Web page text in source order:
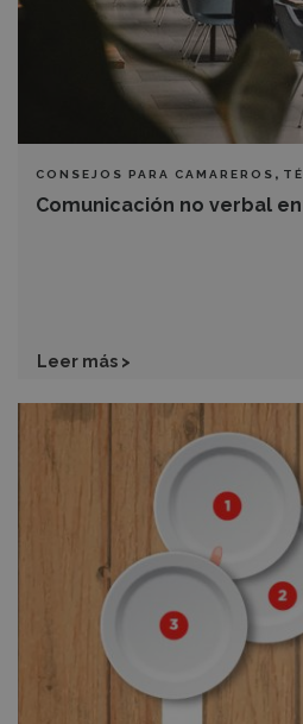
CONSEJOS PARA CAMAREROS ,
BARRA
Comunicación no verbal
Leer más >
¿Cómo